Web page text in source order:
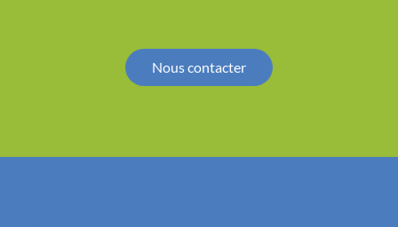
Nous contacter